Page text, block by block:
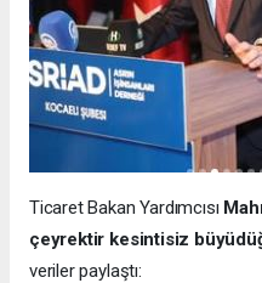
Ticaret Bakan Yardımcısı
çeyrektir kesintisiz
veriler paylaştı: